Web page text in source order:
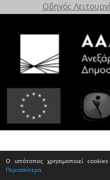
Ο ιστότοπος χρησιμοποιεί
Περισσότερα
Οδηγός